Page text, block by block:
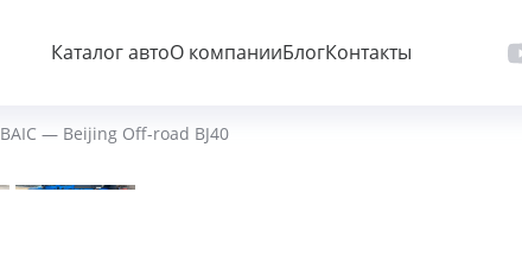
Каталог автоО компанииБлогКонтакты
BAIC — Beijing Off-road BJ40